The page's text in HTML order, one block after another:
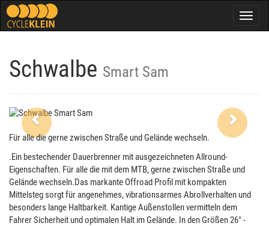
Schwalbe Smart Sam
Previous Next
Für alle die gerne zwischen Straße und Gelände wechseln.
.Ein bestechender Dauerbrenner mit ausgezeichneten Allround-
Eigenschaften. Für alle die mit dem MTB, gerne zwischen Straße und
Gelände wechseln.Das markante Offroad Profil mit kompakten
Mittelsteg sorgt für angenehmes, vibrationsarmes Abrollverhalten und
besonders lange Haltbarkeit. Kantige Außenstollen vermitteln dem
Fahrer Sicherheit und optimalen Halt im Gelände. In den Größen 26" -